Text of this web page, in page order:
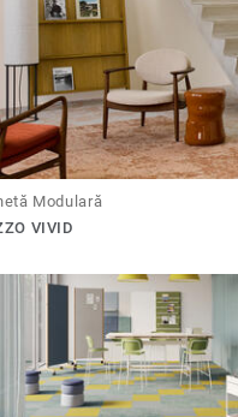
Modulară
VIVID